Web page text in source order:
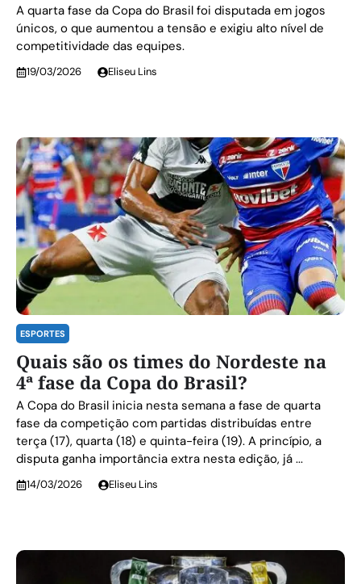
A quarta fase da Copa do Brasil foi disputada em jogos
únicos, o que aumentou a tensão e exigiu alto nível de
competitividade das equipes.
19/03/2026 Eliseu Lins
ESPORTES
Quais são os times do Nordeste na
4ª fase da Copa do Brasil?
A Copa do Brasil inicia nesta semana a fase de quarta
fase da competição com partidas distribuídas entre
terça (17), quarta (18) e quinta-feira (19). A princípio, a
disputa ganha importância extra nesta edição, já ...
14/03/2026 Eliseu Lins